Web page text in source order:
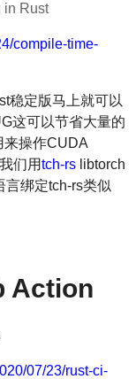
in Rust
compile-time-
稳定版马上就可以
这可以节省大量的
来操作CUDA
们用tch-rs libtorch
言绑定tch-rs类似
Action
07/23/rust-ci-